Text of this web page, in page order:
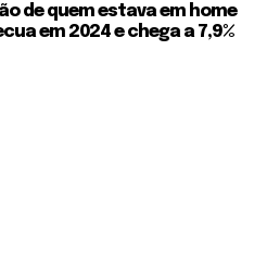
de quem estava em home
em 2024 e chega a 7,9%